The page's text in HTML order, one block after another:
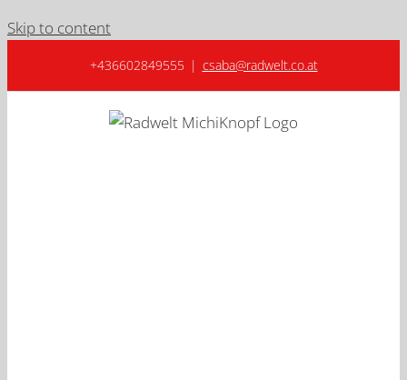
Skip to content
+436602849555 | csaba@radwelt.co.at